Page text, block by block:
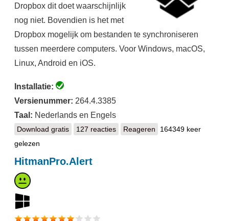
Dropbox dit doet waarschijnlijk
nog niet. Bovendien is het met
Dropbox mogelijk om bestanden te synchroniseren
tussen meerdere computers. Voor Windows, macOS,
Linux, Android en iOS.
Installatie:
Versienummer: 264.4.3385
Taal: Nederlands en Engels
Download gratisDropbox
127 reacties Reageren
164349 keer
gelezen
HitmanPro.Alert